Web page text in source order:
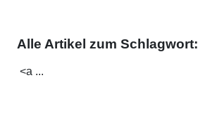
Alle Artikel zum Schlagwort:
<a ...